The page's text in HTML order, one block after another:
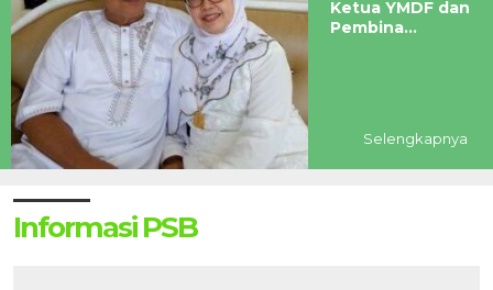
Ketua YMDF dan
Pembina...
Selengkapnya
Informasi PSB